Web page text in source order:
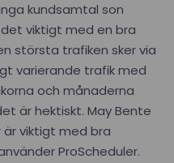
kundsamtal son
viktigt med en bra
största trafiken sker via
varierande trafik med
och månaderna
är hektiskt. May Bente
viktigt med bra
ProScheduler.